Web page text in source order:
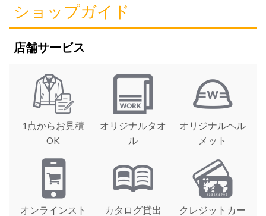
ショップガイド
店舗サービス
1点からお見積
OK
オリジナルタオ
ル
オリジナルヘル
メット
オンラインスト
カタログ貸出
クレジットカー